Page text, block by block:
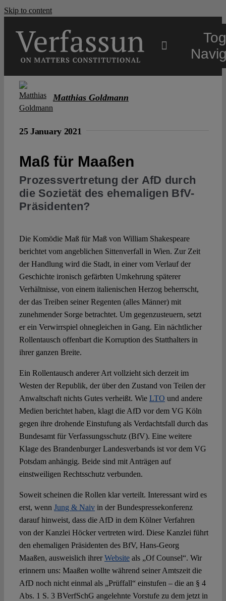
Skip to content
Open Access
Spotlight
Matthias Goldmann
25 January 2021
Maß für Maaßen
Prozessvertretung der AfD durch
die Sozietät des ehemaligen BfV-
Präsidenten?
Die Komödie Maß für Maß von William Shakespeare
berichtet vom angeblichen Sittenverfall in Wien. Zur Zeit
der Handlung wird die Stadt, in einer vom Verlauf der
Geschichte ironisch gefärbten Umkehrung späterer
Verhältnisse, von einem italienischen Herzog beherrscht,
der das Treiben seiner Regenten (alles Männer) mit
zunehmender Sorge betrachtet. Um gegenzusteuern, setzt
er ein Verwirrspiel ohnegleichen in Gang. Ein nächtlicher
Rollentausch offenbart die Korruption des Statthalters in
ihrer ganzen Breite.
Ein Rollentausch anderer Art vollzieht sich derzeit im
Westen der Republik, der über den Zustand von Teilen der
Anwaltschaft nichts Gutes verheißt. Wie LTO und andere
Medien berichtet haben, klagt die AfD vor dem VG Köln
gegen ihre drohende Einstufung als Verdachtsfall durch das
Bundesamt für Verfassungsschutz (BfV). Eine weitere
Klage des Brandenburger Landesverbands ist vor dem VG
Potsdam anhängig. Beide sind mit Anträgen auf
einstweiligen Rechtsschutz verbunden.
Soweit scheinen die Rollen klar verteilt. Interessant wird es
erst, wenn Jung & Naivin der Bundespressekonferenz
darauf hinweist, dass die AfD in dem Kölner Verfahren
von der Kanzlei Höcker vertreten wird. Diese Kanzlei führt
den ehemaligen Präsidenten des BfV, Hans-Georg
Maaßen, ausweislich ihrerWebsiteals „Of Counsel“. Wir
erinnern uns: Maaßen wollte während seiner Amtszeit die
AfD noch nicht einmal als „Prüffall“ einstufen – die an § 4
Abs. 1 S. 3 BVerfSchG angelehnte Vorstufe zu dem jetzt in